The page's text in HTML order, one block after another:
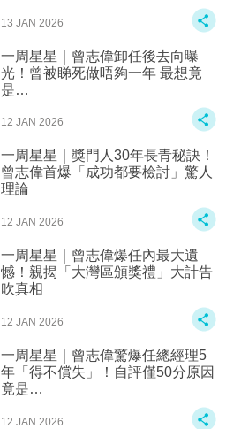
13 JAN 2026
一周星星｜曾志偉卸任後去向曝
光！曾被睇死做唔夠一年 最想竟
是…
12 JAN 2026
一周星星｜獎門人30年長青秘訣！
曾志偉首爆「成功都要檢討」驚人
理論
12 JAN 2026
一周星星｜曾志偉爆任內最大遺
憾！親揭「大灣區頒獎禮」大計告
吹真相
12 JAN 2026
一周星星｜曾志偉驚爆任總經理5
年「得不償失」！自評僅50分原因
竟是…
12 JAN 2026